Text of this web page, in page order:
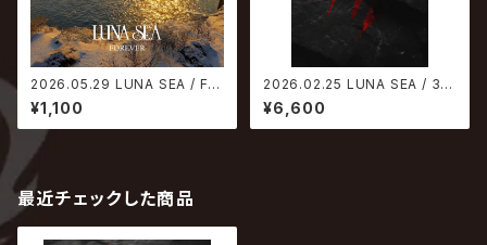
2026.05.29 LUNA SEA / FO
REVER
¥1,100
2026.02.25 LUNA SEA / 35t
h ANNIVERSARY TOUR ERA
TO ERA -THE FINAL EPISO
DE- LUNATIC TOKYO 2025
¥6,600
最近チェックした商品